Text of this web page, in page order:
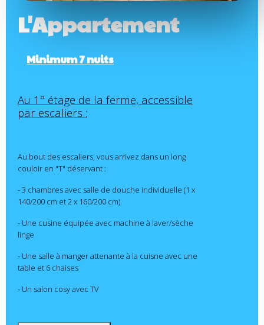
L'Appartement
Minimum 7 nuits
Au 1° étage de la ferme, accessible
par escaliers :
Au bout des escaliers, vous arrivez dans un long
couloir en "T" déservant :
- 3 chambres avec salle de douche individuelle (1 x
140/200 cm et 2 x 160/200 cm)
- Une cusine équipée avec machine à laver/sèche
linge
- Une salle à manger attenante à la cuisne avec une
table et 6 chaises
- Un salon cosy avec TV